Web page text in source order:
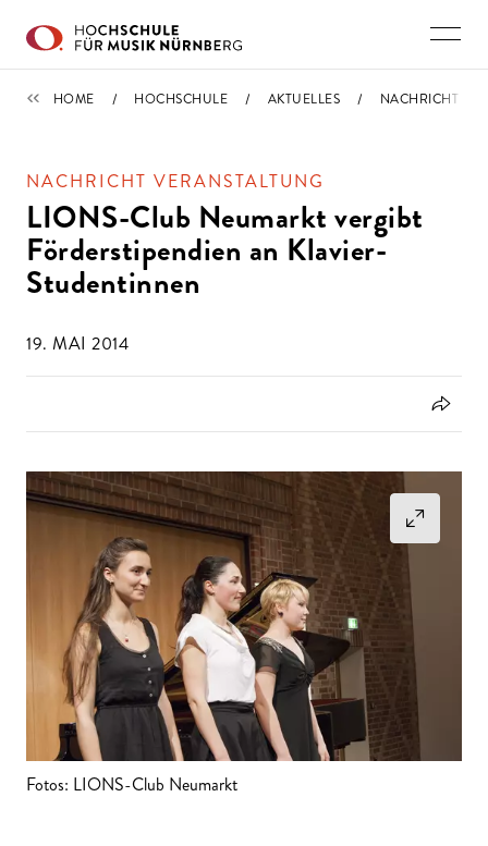
IMPORTIERT
HOME HOCHSCHULE AKTUELLES NACHRICHT
NACHRICHT VERANSTALTUNG
LIONS-Club Neumarkt vergibt
Förderstipendien an Klavier-
Studentinnen
19. MAI 2014
Fotos: LIONS-Club Neumarkt